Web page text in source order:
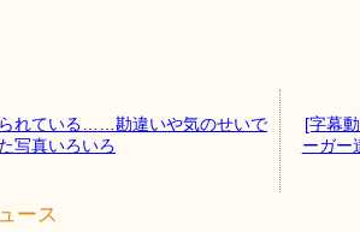
れている……勘違いや気のせいで
写真いろいろ
[字幕
ーガー
ース